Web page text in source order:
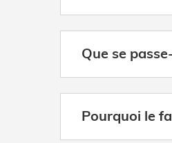
Que se
Pourquoi le